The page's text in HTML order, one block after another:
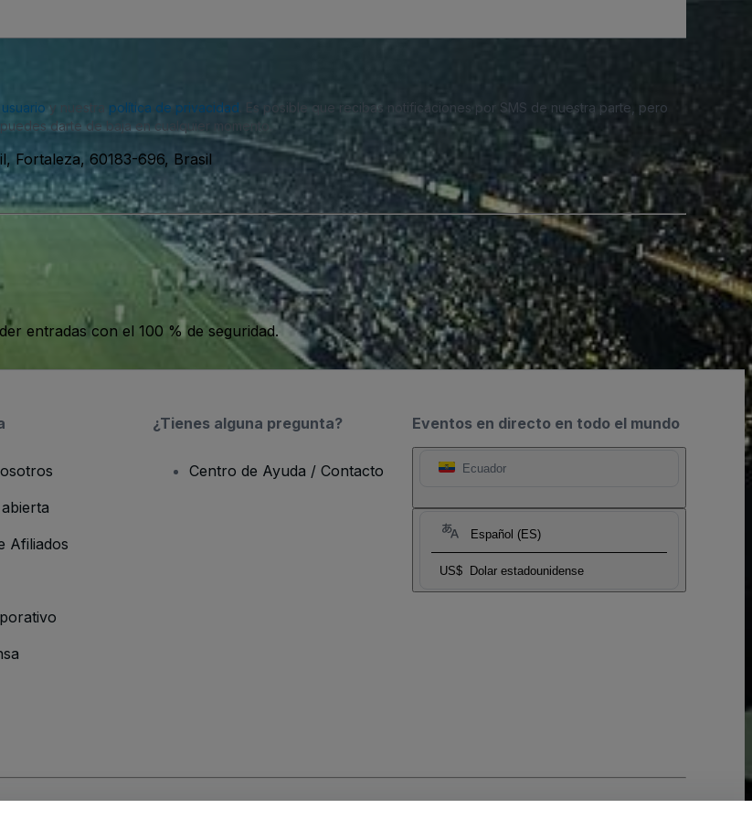
y nuestra política de privacidad . Es posible que recibas notificaciones por SMS de nuestra parte, pero
puedes darte de baja en cualquier momento.
Fortaleza, 60183-696, Brasil
entradas con el 100 % de seguridad.
Eventos en directo en todo el mundo
Ecuador
Español (ES)
US$ Dolar estadounidense
Afiliados
¿Tienes alguna pregunta?
Centro de Ayuda / Contacto